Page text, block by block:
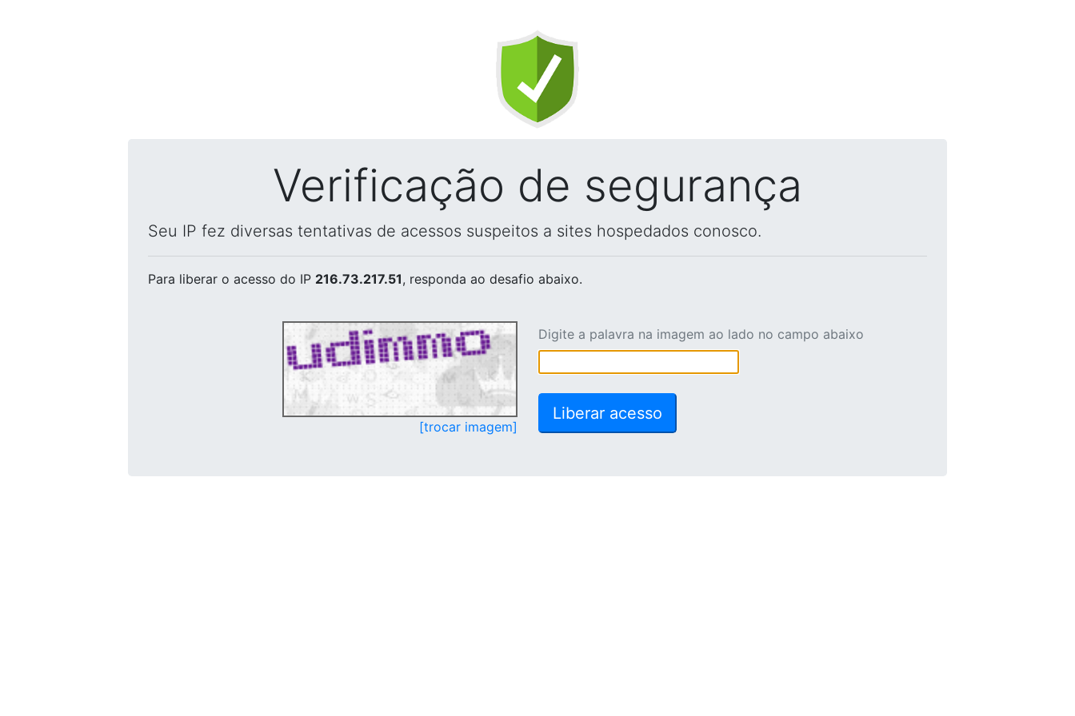
Verificação de segurança
Seu IP fez diversas tentativas de acessos suspeitos a sites hospedados conosco.
Para liberar o acesso do IP 216.73.217.51, responda ao desafio abaixo.
[trocar imagem]
Digite a palavra na imagem ao lado no campo abaixo